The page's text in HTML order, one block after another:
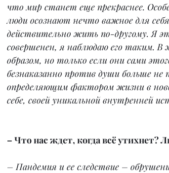
что мир станет еще прекраснее.
люди осознают нечто важное для
действительно жить по-другому. Я
совершенен, я наблюдаю его таким.
образом, но только если они сами
безнаказанно против души больше
определяющим фактором жизни в
себе, своей уникальной внутренней
– Что нас ждет, когда всё утихнет?
– Пандемия и ее следствие –